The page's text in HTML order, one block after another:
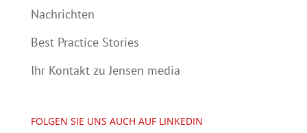
Nachrichten
Best Practice Stories
Ihr Kontakt zu Jensen media
FOLGEN SIE UNS AUCH AUF LINKEDIN